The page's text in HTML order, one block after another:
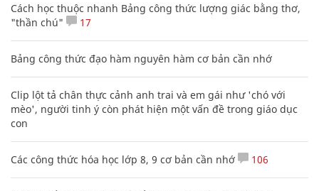
Cách học thuộc nhanh Bảng công thức lượng giác bằng thơ,
"thần chú"
17
Bảng công thức đạo hàm nguyên hàm cơ bản cần nhớ
Clip lột tả chân thực cảnh anh trai và em gái như 'chó với
mèo', người tinh ý còn phát hiện một vấn đề trong giáo dục
con
Các công thức hóa học lớp 8, 9 cơ bản cần nhớ 106